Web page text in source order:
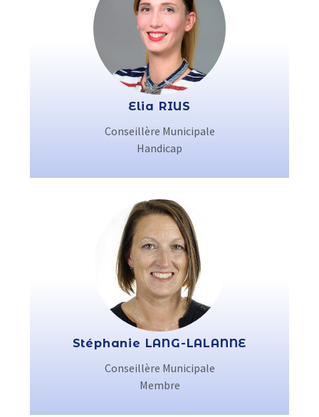
Elia RIUS
Conseillère Municipale
Handicap
Stéphanie LANG-LALANNE
Conseillère Municipale
Membre